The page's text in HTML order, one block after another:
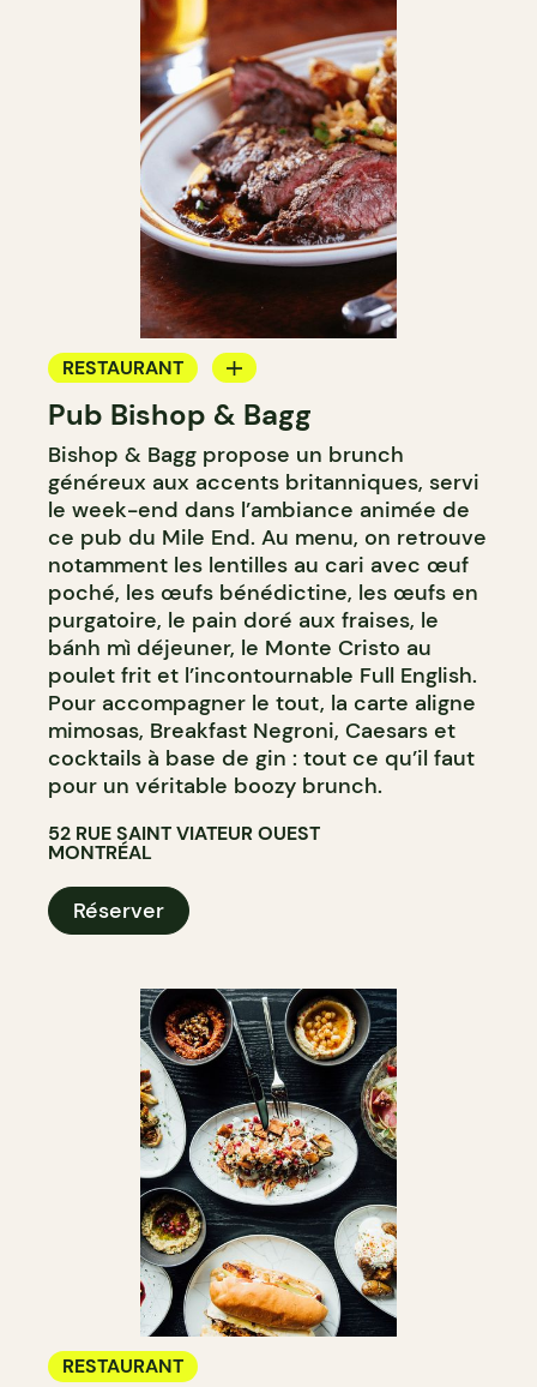
RESTAURANT
BAR
MICROBRASSERIE
Pub Bishop & Bagg
Bishop & Bagg propose un brunch
généreux aux accents britanniques, servi
le week-end dans l’ambiance animée de
ce pub du Mile End. Au menu, on retrouve
notamment les lentilles au cari avec œuf
poché, les œufs bénédictine, les œufs en
purgatoire, le pain doré aux fraises, le
bánh mì déjeuner, le Monte Cristo au
poulet frit et l’incontournable Full English.
Pour accompagner le tout, la carte aligne
mimosas, Breakfast Negroni, Caesars et
cocktails à base de gin : tout ce qu’il faut
pour un véritable boozy brunch.
52 RUE SAINT VIATEUR OUEST
MONTRÉAL
Réserver
RESTAURANT